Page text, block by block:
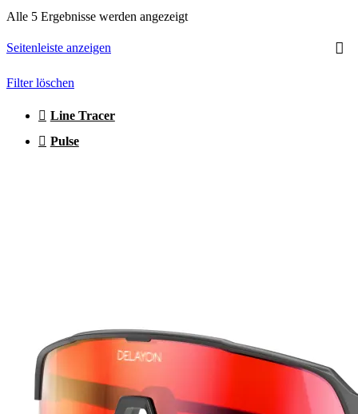
Alle 5 Ergebnisse werden angezeigt
Seitenleiste anzeigen
Filter löschen
Line Tracer
Pulse